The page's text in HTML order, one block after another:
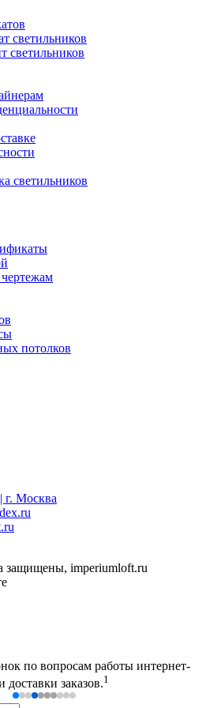
светильников
светильников
светильников
потолков
г. Москва
защищены, imperiumloft.ru
по вопросам работы интернет-
заказов.1